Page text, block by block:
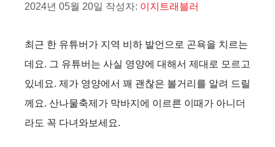
2024년 05월 20일 작성자: 이지트래블러
최근 한 유튜버가 지역 비하 발언으로 곤욕을 치르는
데요. 그 유튜버는 사실 영양에 대해서 제대로 모르고
있네요. 제가 영양에서 꽤 괜찮은 볼거리를 알려 드릴
께요. 산나물축제가 막바지에 이르른 이때가 아니더
라도 꼭 다녀와보세요.